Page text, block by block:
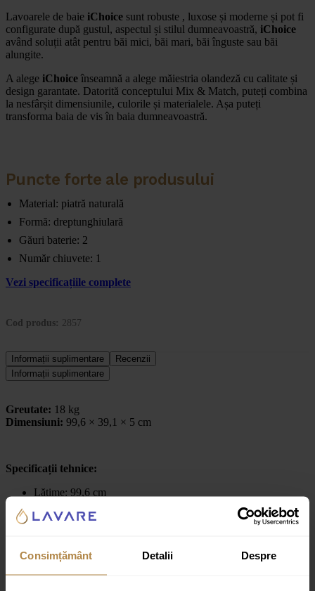
Consimțământ Detalii Despre
Lavoarele de baie iChoice sunt robuste , luxose și moderne și pot fi
configurate după gustul, aspectul și stilul dumneavoastră, iChoice
având soluții atât pentru băi mici, băi mari, băi înguste sau băi
alungite.
A alege iChoice înseamnă a alege măiestria olandeză cu calitate și
design garantate. Datorită conceptului Mix & Match, puteți combina
la nesfârșit dimensiunile, culorile și materialele. Așa puteți
transforma baia de vis în baia dumneavoastră.
Puncte forte ale produsului
Material: piatră naturală
Formă: dreptunghiulară
Găuri baterie: 2
Număr chiuvete: 1
Vezi specificațiile complete
Cod produs: 2857
Informații suplimentare
Recenzii
Informații suplimentare
Greutate: 18 kg
Dimensiuni: 99,6 × 39,1 × 5 cm
Specificații tehnice:
Lățime: 99,6 cm
Înălțime: 5 cm
Găuri baterie: 2